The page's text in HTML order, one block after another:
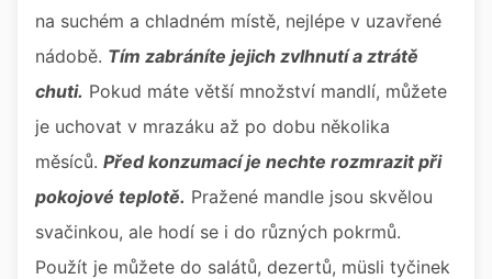
na suchém a chladném místě, nejlépe v uzavřené
nádobě. Tím zabráníte jejich zvlhnutí a ztrátě
chuti. Pokud máte větší množství mandlí, můžete
je uchovat v mrazáku až po dobu několika
měsíců. Před konzumací je nechte rozmrazit při
pokojové teplotě. Pražené mandle jsou skvělou
svačinkou, ale hodí se i do různých pokrmů.
Použít je můžete do salátů, dezertů, müsli tyčinek